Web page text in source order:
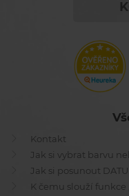
Kontakt
Jak si vybrat barvu
Jak si posunout
K čemu slouží funkce